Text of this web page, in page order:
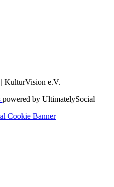
KulturVision e.V.
powered by UltimatelySocial
Cookie Banner